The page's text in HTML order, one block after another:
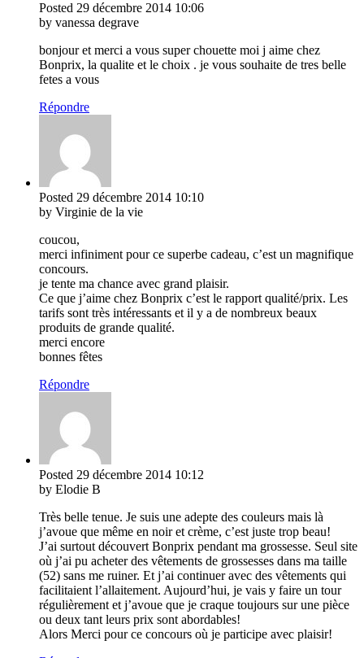
Posted 29 décembre 2014 10:06
by vanessa degrave
bonjour et merci a vous super chouette moi j aime chez
Bonprix, la qualite et le choix . je vous souhaite de tres belle
fetes a vous
Répondre
Posted 29 décembre 2014 10:10
by Virginie de la vie
coucou,
merci infiniment pour ce superbe cadeau, c’est un magnifique
concours.
je tente ma chance avec grand plaisir.
Ce que j’aime chez Bonprix c’est le rapport qualité/prix. Les
tarifs sont très intéressants et il y a de nombreux beaux
produits de grande qualité.
merci encore
bonnes fêtes
Répondre
Posted 29 décembre 2014 10:12
by Elodie B
Très belle tenue. Je suis une adepte des couleurs mais là
j’avoue que même en noir et crème, c’est juste trop beau!
J’ai surtout découvert Bonprix pendant ma grossesse. Seul site
où j’ai pu acheter des vêtements de grossesses dans ma taille
(52) sans me ruiner. Et j’ai continuer avec des vêtements qui
facilitaient l’allaitement. Aujourd’hui, je vais y faire un tour
régulièrement et j’avoue que je craque toujours sur une pièce
ou deux tant leurs prix sont abordables!
Alors Merci pour ce concours où je participe avec plaisir!